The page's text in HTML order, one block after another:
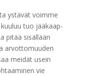
ystävät voimme
kuuluu tuo jää­kaap­
pitää sisällään
arvottomuuden
meidät usein
vie